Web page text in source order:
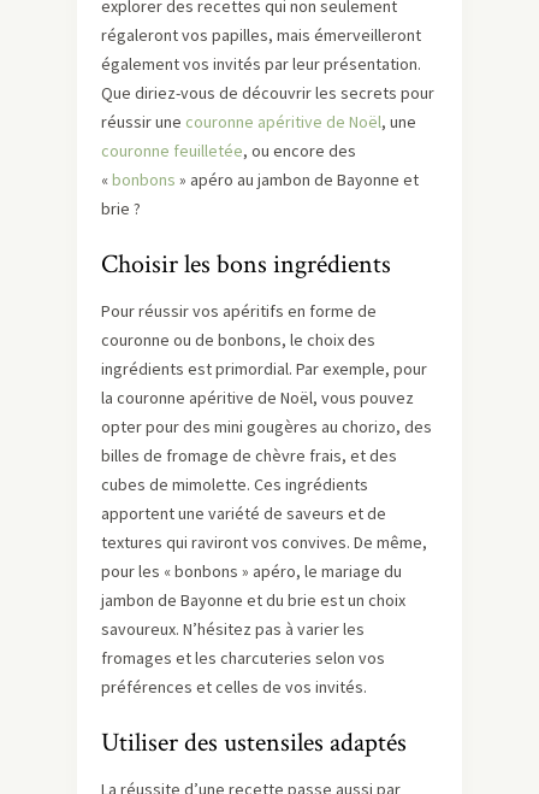
explorer des recettes qui non seulement
régaleront vos papilles, mais émerveilleront
également vos invités par leur présentation.
Que diriez-vous de découvrir les secrets pour
réussir une couronne apéritive de Noël, une
couronne feuilletée, ou encore des
«bonbons » apéro au jambon de Bayonne et
brie ?
Choisir les bons ingrédients
Pour réussir vos apéritifs en forme de
couronne ou de bonbons, le choix des
ingrédients est primordial. Par exemple, pour
la couronne apéritive de Noël, vous pouvez
opter pour des mini gougères au chorizo, des
billes de fromage de chèvre frais, et des
cubes de mimolette. Ces ingrédients
apportent une variété de saveurs et de
textures qui raviront vos convives. De même,
pour les « bonbons » apéro, le mariage du
jambon de Bayonne et du brie est un choix
savoureux. N’hésitez pas à varier les
fromages et les charcuteries selon vos
préférences et celles de vos invités.
Utiliser des ustensiles adaptés
La réussite d’une recette passe aussi par